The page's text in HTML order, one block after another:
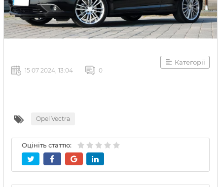
Категорії
15 07 2024, 13:04 0
Opel Vectra
Оцініть статтю: